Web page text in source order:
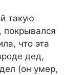
такую
покрывался
что эта
дед,
(он умер,